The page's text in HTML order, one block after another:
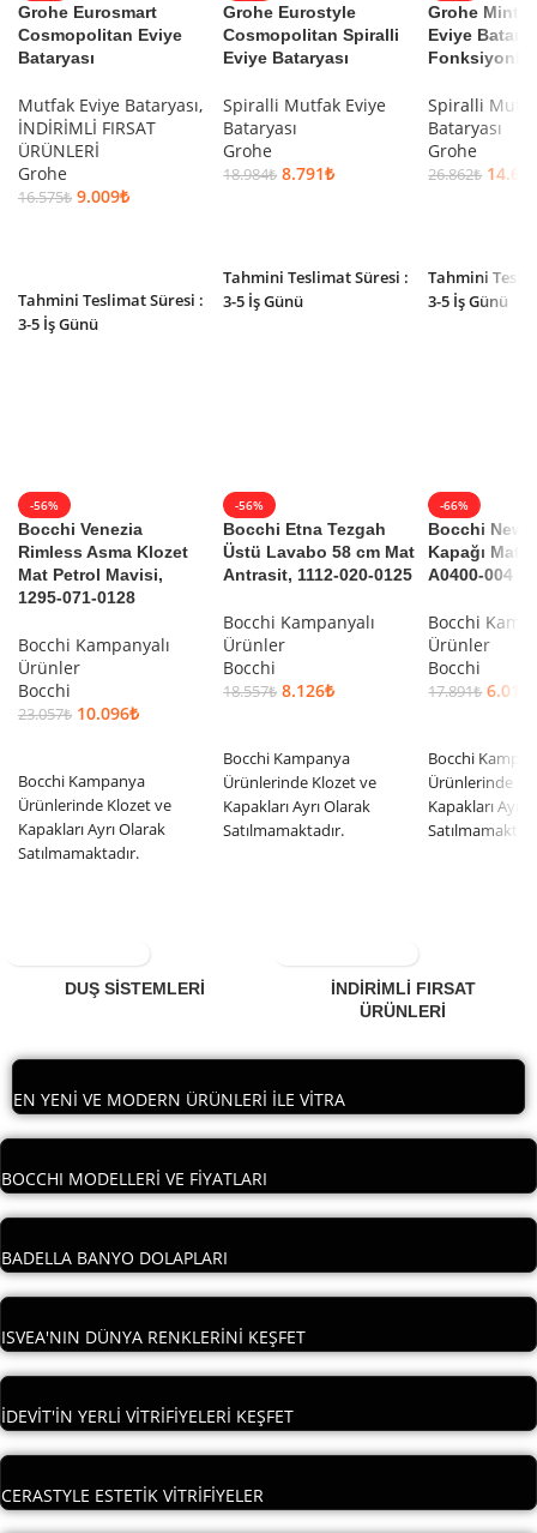
Grohe Eurosmart
Cosmopolitan Eviye
Bataryası
Mutfak Eviye Bataryası,
İNDİRİMLİ FIRSAT
ÜRÜNLERİ
Grohe
16.575₺ 9.009₺
Tahmini Teslimat Süresi :
3-5 İş Günü
Grohe Eurostyle
Cosmopolitan Spiralli
Eviye Bataryası
Spiralli Mutfak Eviye
Bataryası
Grohe
18.984₺ 8.791₺
Tahmini Teslimat Süresi :
3-5 İş Günü
Grohe Minta
Eviye
Fonksiyonlu
Spiralli
Bataryası
Grohe
26.862₺
Tahmini
3-5 İş Günü
-56%
Bocchi Venezia
Rimless Asma Klozet
Mat Petrol Mavisi,
1295-071-0128
Bocchi Kampanyalı
Ürünler
Bocchi
23.057₺ 10.096₺
Bocchi Kampanya
Ürünlerinde Klozet ve
Kapakları Ayrı Olarak
Satılmamaktadır.
-56%
Bocchi Etna Tezgah
Üstü Lavabo 58 cm Mat
Antrasit, 1112-020-0125
Bocchi Kampanyalı
Ürünler
Bocchi
18.557₺ 8.126₺
Bocchi Kampanya
Ürünlerinde Klozet ve
Kapakları Ayrı Olarak
Satılmamaktadır.
-66%
Bocchi New
Kapağı Mat
A0400-004
Bocchi
Ürünler
Bocchi
17.891₺ 6.015
Bocchi
Ürünlerinde
Kapakları Ayrı
DUŞ SİSTEMLERİ
İNDİRİMLİ FIRSAT
ÜRÜNLERİ
EN YENİ VE MODERN ÜRÜNLERİ İLE VİTRA
BOCCHI MODELLERİ VE FİYATLARI
BADELLA BANYO DOLAPLARI
ISVEA'NIN DÜNYA RENKLERİNİ KEŞFET
İDEVİT'İN YERLİ VİTRİFİYELERİ KEŞFET
CERASTYLE ESTETİK VİTRİFİYELER